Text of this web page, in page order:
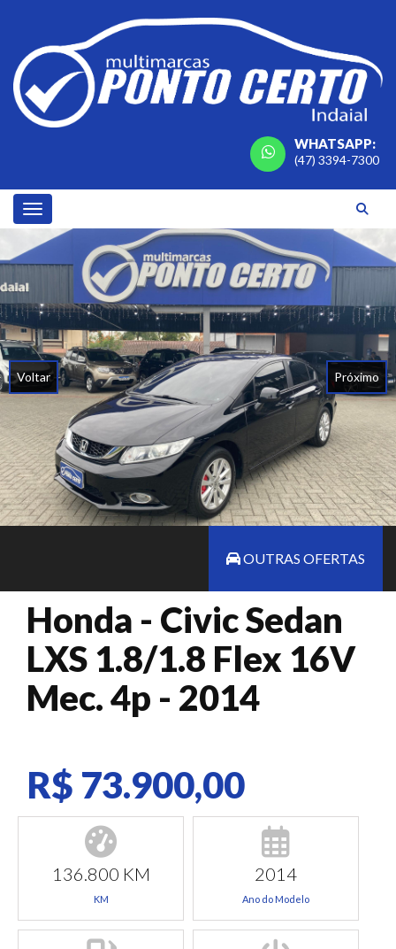
WHATSAPP:
(47) 3394-7300
Toggle navigation
Voltar Próximo
OUTRAS OFERTAS
Honda - Civic Sedan
LXS 1.8/1.8 Flex 16V
Mec. 4p - 2014
R$ 73.900,00
136.800 KM
KM
2014
Ano do Modelo